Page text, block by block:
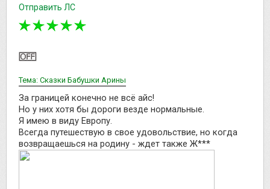
Отправить ЛС
Тема: Сказки Бабушки Арины
За границей конечно не всё айс!
Но у них хотя бы дороги везде нормальные.
Я имею в виду Европу.
Всегда путешествую в свое удовольствие, но когда
возвращаешься на родину - ждет также Ж***